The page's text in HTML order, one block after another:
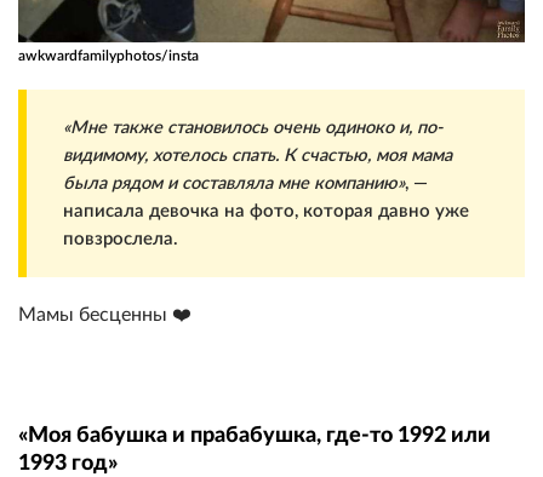
awkwardfamilyphotos/insta
«Мне также становилось очень одиноко и, по-
видимому, хотелось спать. К счастью, моя мама
была рядом и составляла мне компанию», —
написала девочка на фото, которая давно уже
повзрослела.
Мамы бесценны ❤️
«Моя бабушка и прабабушка, где-то 1992 или
1993 год»